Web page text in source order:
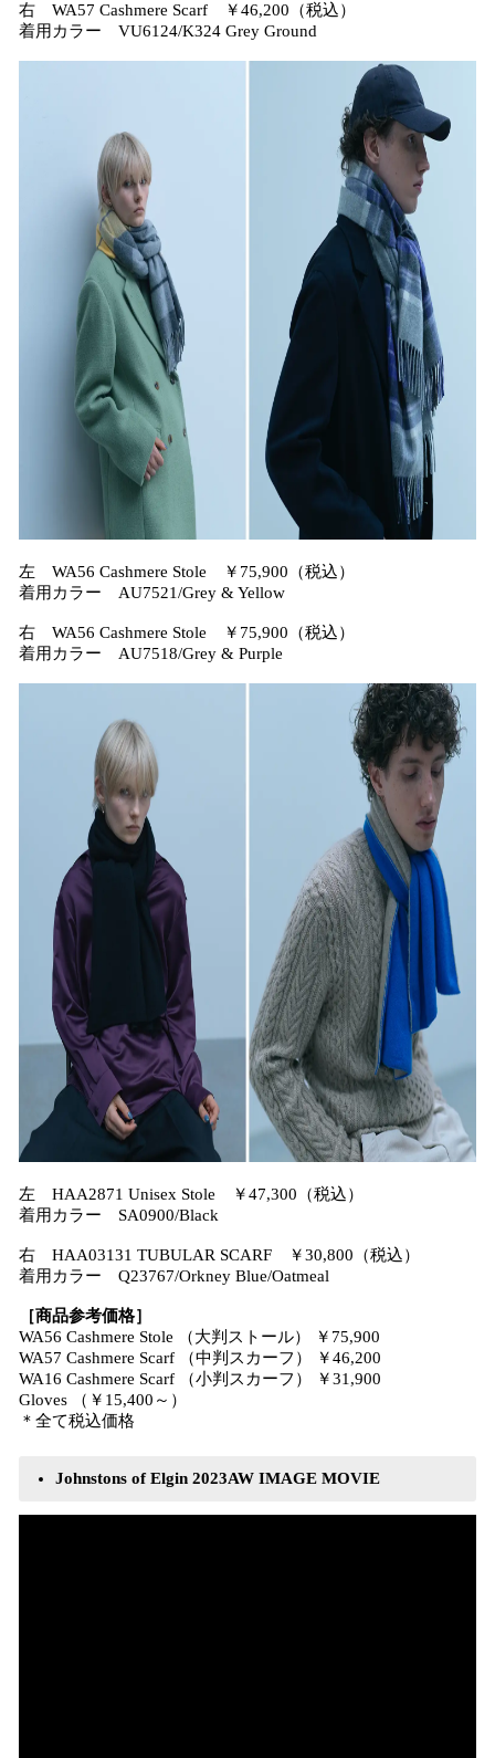
右 WA57 Cashmere Scarf ￥46,200（税込）
着用カラー VU6124/K324 Grey Ground
左 WA56 Cashmere Stole ￥75,900（税込）
着用カラー AU7521/Grey & Yellow
右 WA56 Cashmere Stole ￥75,900（税込）
着用カラー AU7518/Grey & Purple
左 HAA2871 Unisex Stole ￥47,300（税込）
着用カラー SA0900/Black
右 HAA03131 TUBULAR SCARF ￥30,800（税込）
着用カラー Q23767/Orkney Blue/Oatmeal
［商品参考価格］
WA56 Cashmere Stole （大判ストール） ￥75,900
WA57 Cashmere Scarf （中判スカーフ） ￥46,200
WA16 Cashmere Scarf （小判スカーフ） ￥31,900
Gloves （￥15,400～）
＊全て税込価格
Johnstons of Elgin 2023AW IMAGE MOVIE